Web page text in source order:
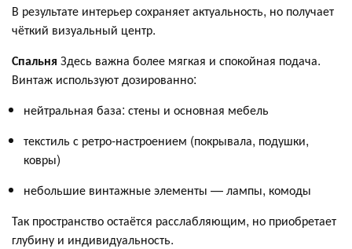
В результате интерьер сохраняет актуальность, но получает
чёткий визуальный центр.
Спальня Здесь важна более мягкая и спокойная подача.
Винтаж используют дозированно:
нейтральная база: стены и основная мебель
текстиль с ретро-настроением (покрывала, подушки,
ковры)
небольшие винтажные элементы — лампы, комоды
Так пространство остаётся расслабляющим, но приобретает
глубину и индивидуальность.